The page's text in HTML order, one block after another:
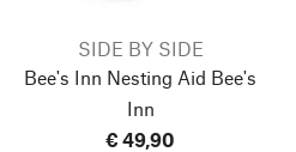
SIDE BY SIDE
Bee's Inn Nesting Aid Bee's
Inn
€ 49,90